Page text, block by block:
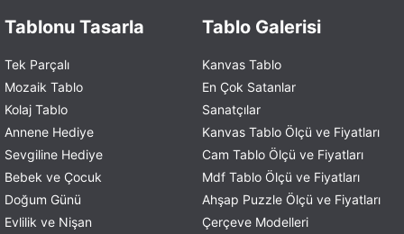
Tablonu Tasarla
Tek Parçalı
Mozaik Tablo
Kolaj Tablo
Annene Hediye
Sevgiline Hediye
Bebek ve Çocuk
Doğum Günü
Evlilik ve Nişan
Tablo Galerisi
Kanvas Tablo
En Çok Satanlar
Sanatçılar
Kanvas Tablo Ölçü ve Fiyatları
Cam Tablo Ölçü ve Fiyatları
Mdf Tablo Ölçü ve Fiyatları
Ahşap Puzzle Ölçü ve Fiyatları
Çerçeve Modelleri